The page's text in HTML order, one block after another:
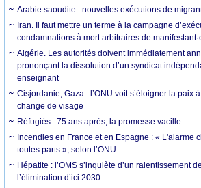
Arabie saoudite : nouvelles exécutions de
Iran. Il faut mettre un terme à la campagne
condamnations à mort arbitraires de
Algérie. Les autorités doivent immédiatement
prononçant la dissolution d’un syndicat
enseignant
Cisjordanie, Gaza : l’ONU voit s’éloigner la paix
change de visage
Réfugiés : 75 ans après, la promesse vacille
Incendies en France et en Espagne : « L'alarme
toutes parts », selon l’ONU
Hépatite : l’OMS s’inquiète d’un ralentissement
l’élimination d’ici 2030